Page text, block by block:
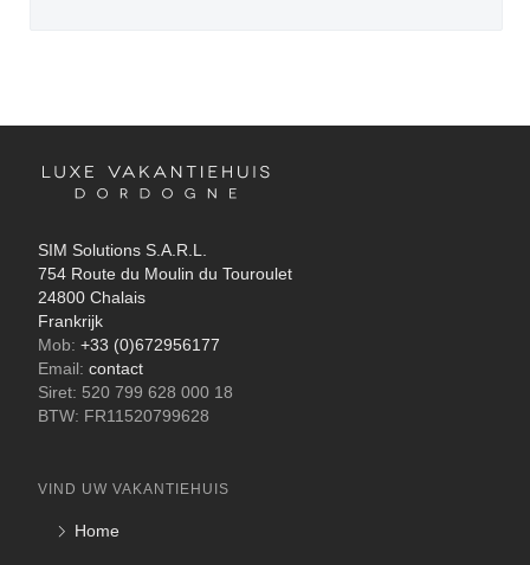
SIM Solutions S.A.R.L.
754 Route du Moulin du Touroulet
24800 Chalais
Frankrijk
Mob: +33 (0)672956177
Email: contact
Siret: 520 799 628 000 18
BTW: FR11520799628
VIND UW VAKANTIEHUIS
Home